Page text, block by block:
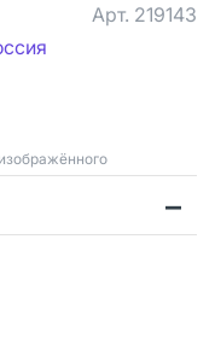
Арт. 219143